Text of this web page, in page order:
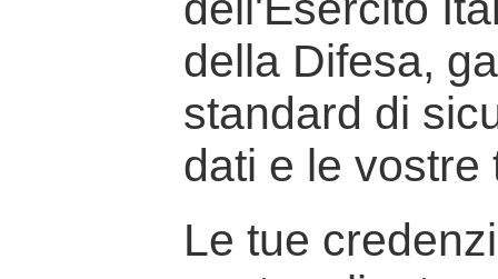
della Difesa,
standard di
dati e le vostre
Le tue